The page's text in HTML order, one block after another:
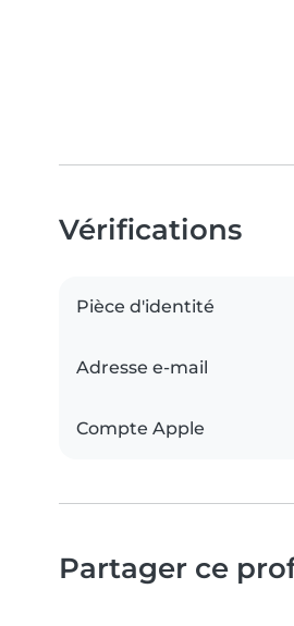
Vérifications
Pièce d'identité
Adresse e-mail
Compte Apple
Partager ce